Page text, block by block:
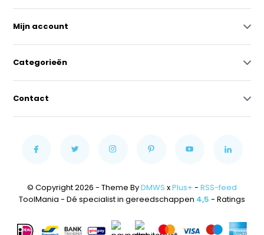
Mijn account
Categorieën
Contact
© Copyright 2026 - Theme ByDMWS xPlus+ - RSS-feed
ToolMania - Dé specialist in gereedschappen 4,5 - Ratings